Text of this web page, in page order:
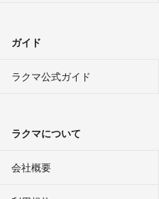
ガイド
ラクマ公式ガイド
ラクマについて
会社概要